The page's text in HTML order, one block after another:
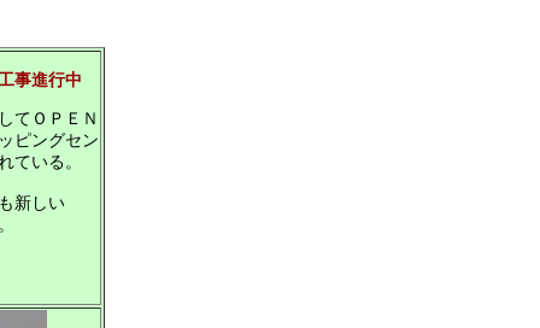
事進行中
てＯＰＥＮ
ピングセン
ている。
新しい